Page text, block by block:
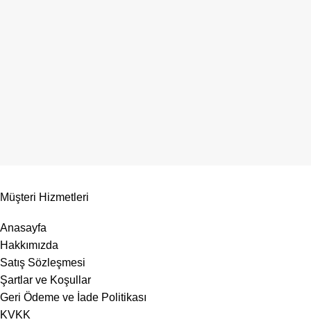
Müşteri Hizmetleri
Anasayfa
Hakkımızda
Satış Sözleşmesi
Şartlar ve Koşullar
Geri Ödeme ve İade Politikası
KVKK